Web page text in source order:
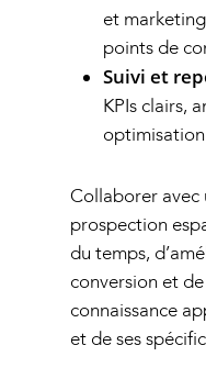
et
points de
Suivi et
KPIs clairs,
Collaborer avec
prospection
du temps,
conversion et
connaissance
et de ses